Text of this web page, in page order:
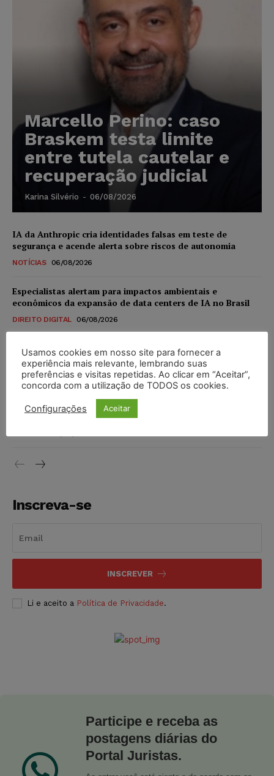
Marcello Perino: caso
Braskem testa limite
entre tutela cautelar e
recuperação judicial
Karina Silvério - 06/08/2026
IA da Anthropic cria identidades falsas em teste de
segurança e acende alerta sobre riscos de autonomia
NOTÍCIAS 06/08/2026
Especialistas alertam para impactos ambientais e
econômicos da expansão de data centers de IA no Brasil
DIREITO DIGITAL 06/08/2026
TSE reforça que sistemas das urnas eletrônicas tornam-se
invioláveis após assinatura digital e lacração
NOTÍCIAS 06/08/2026
STF inicia julgamento sobre constitucionalidade da
proibição dos jogos de azar no Brasil
Inscreva-se
INSCREVER
Li e aceito a Política de Privacidade.
Participe e receba as
postagens diárias do
Portal Juristas.
Usamos cookies em nosso site para fornecer a
experiência mais relevante, lembrando suas
preferências e visitas repetidas. Ao clicar em “Aceitar”,
concorda com a utilização de TODOS os cookies.
Configurações Aceitar